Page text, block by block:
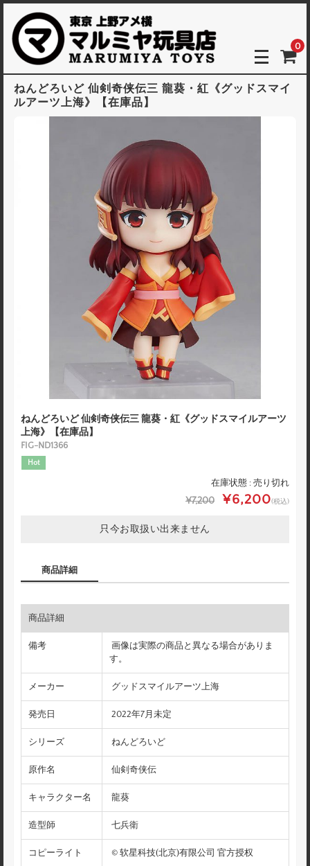
0
ねんどろいど 仙剣奇侠伝三 龍葵・紅《グッドスマイ
ルアーツ上海》【在庫品】
ねんどろいど 仙剣奇侠伝三 龍葵・紅《グッドスマイルアーツ
上海》【在庫品】
FIG-ND1366
Hot
在庫状態 : 売り切れ
¥7,200 ¥6,200(税込)
只今お取扱い出来ません
商品詳細
商品詳細
備考
画像は実際の商品と異なる場合がありま
す。
メーカー グッドスマイルアーツ上海
発売日 2022年7月未定
シリーズ ねんどろいど
原作名 仙剣奇侠伝
キャラクター名 龍葵
造型師 七兵衛
コピーライト © 软星科技(北京)有限公司 官方授权